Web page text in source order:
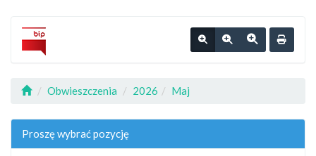
Obwieszczenia 2026 Maj
Proszę wybrać pozycję